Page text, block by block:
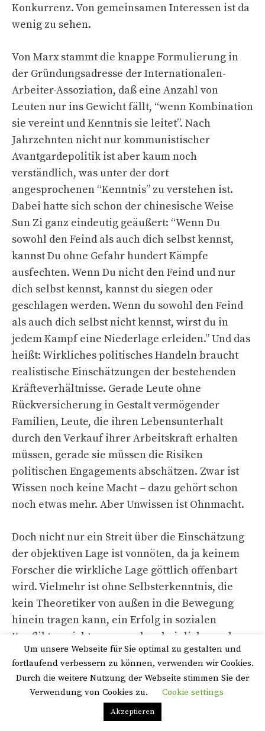
Konkurrenz. Von gemeinsamen Interessen ist da
wenig zu sehen.
Von Marx stammt die knappe Formulierung in
der Gründungsadresse der Internationalen-
Arbeiter-Assoziation, daß eine Anzahl von
Leuten nur ins Gewicht fällt, “wenn Kombination
sie vereint und Kenntnis sie leitet”. Nach
Jahrzehnten nicht nur kommunistischer
Avantgardepolitik ist aber kaum noch
verständlich, was unter der dort
angesprochenen “Kenntnis” zu verstehen ist.
Dabei hatte sich schon der chinesische Weise
Sun Zi ganz eindeutig geäußert: “Wenn Du
sowohl den Feind als auch dich selbst kennst,
kannst Du ohne Gefahr hundert Kämpfe
ausfechten. Wenn Du nicht den Feind und nur
dich selbst kennst, kannst du siegen oder
geschlagen werden. Wenn du sowohl den Feind
als auch dich selbst nicht kennst, wirst du in
jedem Kampf eine Niederlage erleiden.” Und das
heißt: Wirkliches politisches Handeln braucht
realistische Einschätzungen der bestehenden
Kräfteverhältnisse. Gerade Leute ohne
Rückversicherung in Gestalt vermögender
Familien, Leute, die ihren Lebensunterhalt
durch den Verkauf ihrer Arbeitskraft erhalten
müssen, gerade sie müssen die Risiken
politischen Engagements abschätzen. Zwar ist
Wissen noch keine Macht – dazu gehört schon
noch etwas mehr. Aber Unwissen ist Ohnmacht.
Doch nicht nur ein Streit über die Einschätzung
der objektiven Lage ist vonnöten, da ja keinem
Forscher die wirkliche Lage göttlich offenbart
wird. Vielmehr ist ohne Selbsterkenntnis, die
kein Theoretiker von außen in die Bewegung
hinein tragen kann, ein Erfolg in sozialen
Konflikten nicht nur unwahrscheinlich, sondern
unmöglich. Diese Selbsterkenntnis wird so
verschieden ausfallen müssen, wie die Leute
selber unterschiedlich sind. Von ihr werden die
Ziele abhängen, die sie verfolgen. Und es
werden unterschiedliche Ziele sein, die in
Privacy & Cookies Policy